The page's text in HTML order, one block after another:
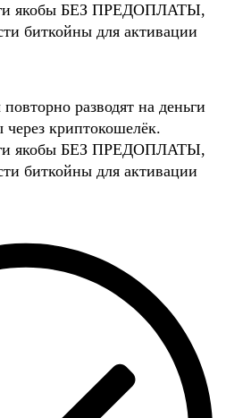
якобы БЕЗ ПРЕДОПЛАТЫ,
биткойны для активации
разводят на деньги
через криптокошелёк.
якобы БЕЗ ПРЕДОПЛАТЫ,
биткойны для активации